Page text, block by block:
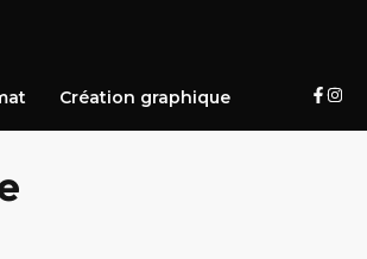
Création graphique